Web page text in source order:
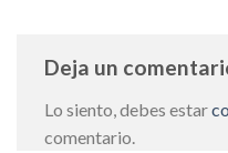
Deja un
Lo siento, debes estar
comentario.